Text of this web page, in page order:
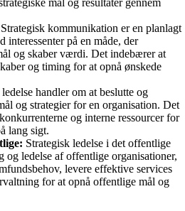
Strategisk kommunikation er en planlagt
på en måde, der
og skaber værdi. Det indebærer at
og timing for at opnå ønskede
handler om at beslutte og
og strategier for en organisation. Det
og interne ressourcer for
lang sigt.
Strategisk ledelse i det offentlige
ledelse af offentlige organisationer,
levere effektive services
for at opnå offentlige mål og